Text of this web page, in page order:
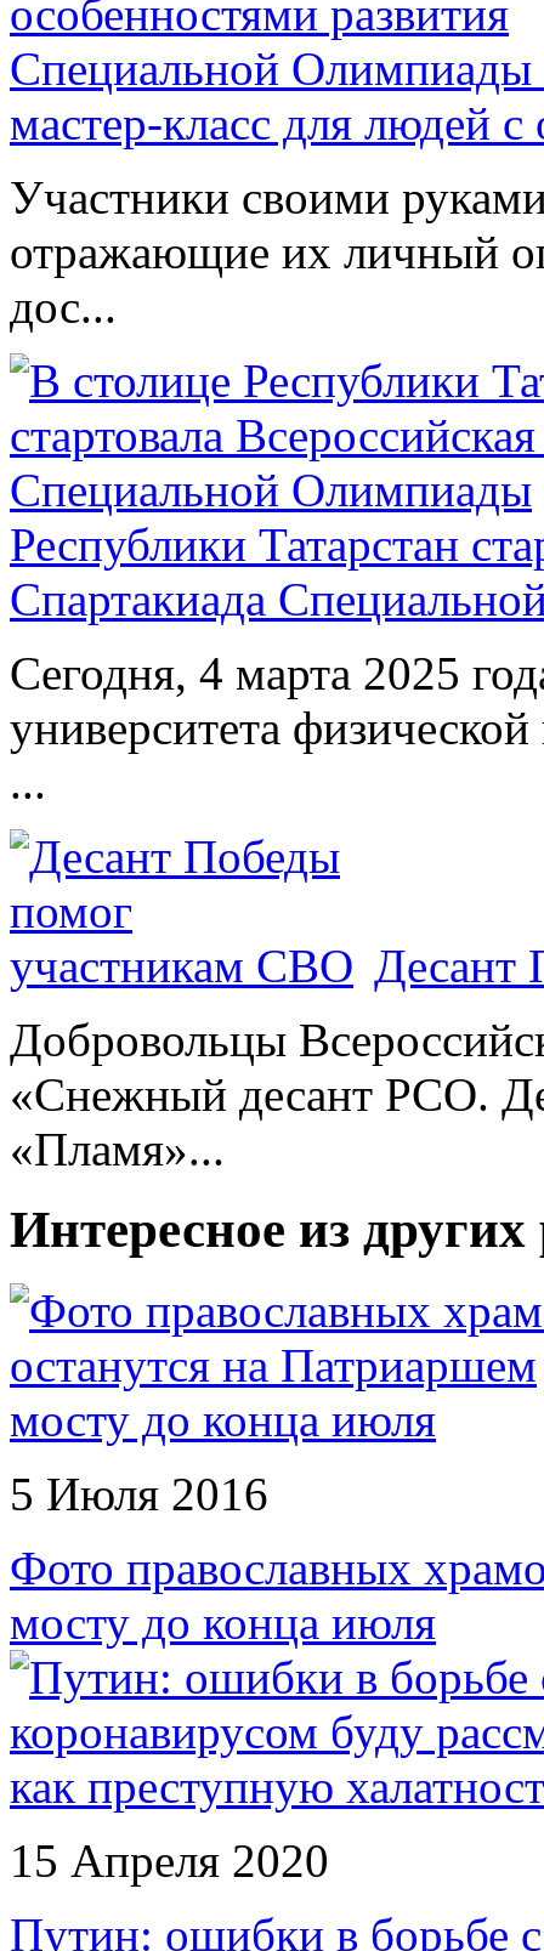
Специальной Олимпиады
мастер-класс для людей
Участники своими
отражающие их личный
дос...
Республики Татарстан
Спартакиада
Сегодня, 4 марта 2025
университета
...
Десант
Добровольцы
«Снежный десант РСО.
«Пламя»...
Интересное из
5 Июля 2016
Фото православных
мосту до конца июля
15 Апреля 2020
Путин: ошибки в борьбе